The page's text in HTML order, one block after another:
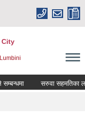
City
सरुवा सहमतिका